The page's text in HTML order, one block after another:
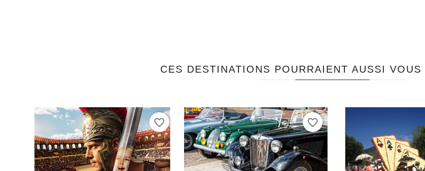
CES DESTINATIONS POURRAIENT AUSSI VOUS
favorite_border favorite_border